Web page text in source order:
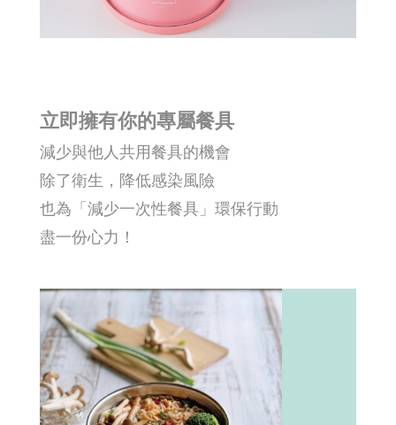
立即擁有你的專屬餐具
減少與他人共用餐具的機會
除了衛生，降低感染風險
也為「減少一次性餐具」環保行動
盡一份心力！